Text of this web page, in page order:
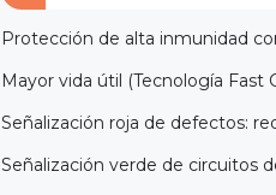
Protección de alta inmunidad
Mayor vida útil (Tecnología Fast
Señalización roja de defectos:
Señalización verde de circuitos